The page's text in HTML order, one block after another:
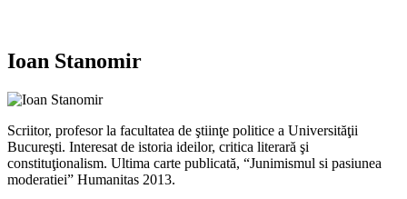
Ioan Stanomir
Scriitor, profesor la facultatea de ştiinţe politice a Universităţii
Bucureşti. Interesat de istoria ideilor, critica literară şi
constituţionalism. Ultima carte publicată, “Junimismul si pasiunea
moderatiei” Humanitas 2013.